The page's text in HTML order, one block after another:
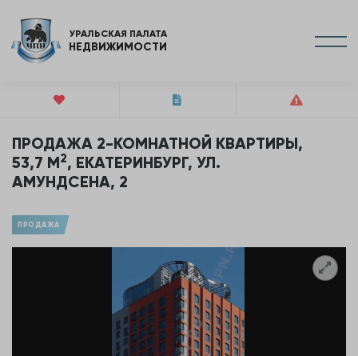
УРАЛЬСКАЯ ПАЛАТА
НЕДВИЖИМОСТИ
ПРОДАЖА 2-КОМНАТНОЙ КВАРТИРЫ,
53,7 М2, ЕКАТЕРИНБУРГ, УЛ.
АМУНДСЕНА, 2
ПРОДАЖА